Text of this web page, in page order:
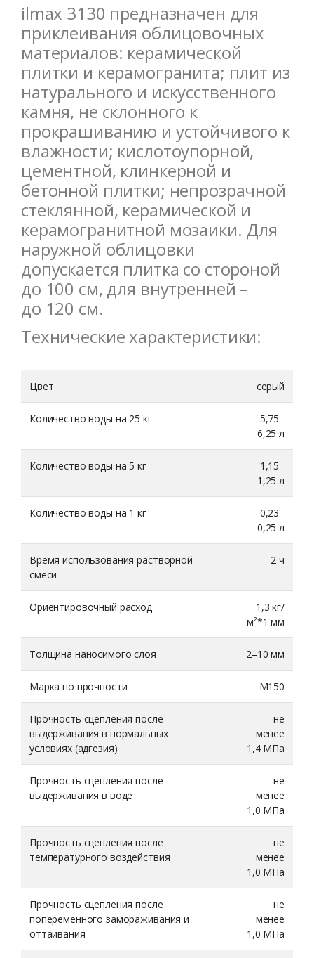
ilmax 3130 предназначен для
приклеивания облицовочных
материалов: керамической
плитки и керамогранита; плит из
натурального и искусственного
камня, не склонного к
прокрашиванию и устойчивого к
влажности; кислотоупорной,
цементной, клинкерной и
бетонной плитки; непрозрачной
стеклянной, керамической и
керамогранитной мозаики. Для
наружной облицовки
допускается плитка со стороной
до 100 см, для внутренней –
до 120 см.
Технические характеристики:
Цвет серый
Количество воды на 25 кг
5,75–
6,25 л
Количество воды на 5 кг
1,15–
1,25 л
Количество воды на 1 кг
0,23–
0,25 л
Время использования растворной
смеси
2 ч
Ориентировочный расход
1,3 кг/
м²*1 мм
Толщина наносимого слоя 2–10 мм
Марка по прочности М150
Прочность сцепления после
выдерживания в нормальных
условиях (адгезия)
не
менее
1,4 МПа
Прочность сцепления после
выдерживания в воде
не
менее
1,0 МПа
Прочность сцепления после
температурного воздействия
не
менее
1,0 МПа
Прочность сцепления после
попеременного замораживания и
оттаивания
не
менее
1,0 МПа
Оставьте номер и мы
перезвоним Вам
ЖДУ ЗВОНКА